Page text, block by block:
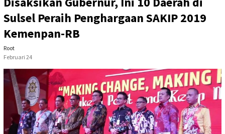
Sulsel Peraih Penghargaan SAKIP 2019
Kemenpan-RB
Root
Februari 24